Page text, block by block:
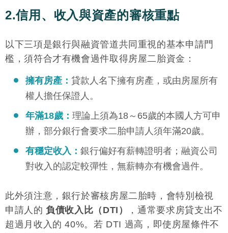
2.信用、收入與資產的審核重點
以下三項是銀行與融資管道共同重視的基本申請門
檻，須符合才有機會過件取得房屋二胎資金：
擁有房產： 貸款人名下擁有房產，或由房屋所有
權人擔任保證人。
年滿18歲： 理論上須為18～65歲的本國人方可申
辦，部分銀行會要求二胎申請人須年滿20歲。
有穩定收入： 銀行偏好有薪轉證明者；融資公司
對收入的認定較彈性，無薪轉亦有機會過件。
此外須注意，銀行於審核房屋二胎時，會特別檢視
申請人的負債收入比（DTI）
，通常要求房貸支出不
超過月收入的 40%。若 DTI 過高，即使房屋條件不